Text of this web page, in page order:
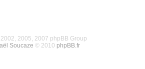
2005, 2007 phpBB Group
Soucaze © 2010 phpBB.fr